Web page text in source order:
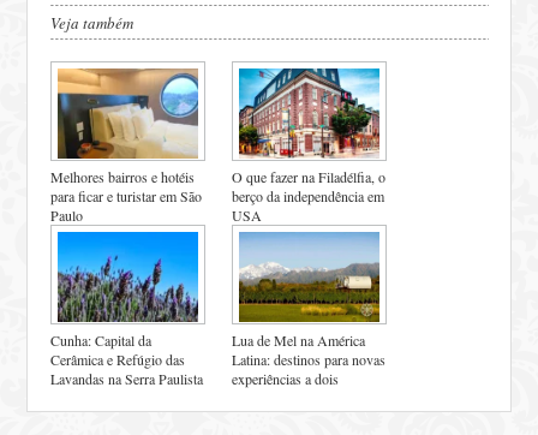
Veja também
Melhores bairros e hotéis
para ficar e turistar em São
Paulo
O que fazer na Filadélfia, o
berço da independência em
USA
Cunha: Capital da
Cerâmica e Refúgio das
Lavandas na Serra Paulista
Lua de Mel na América
Latina: destinos para novas
experiências a dois